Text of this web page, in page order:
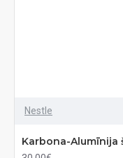
Nestle
Karbona-Alumīnija